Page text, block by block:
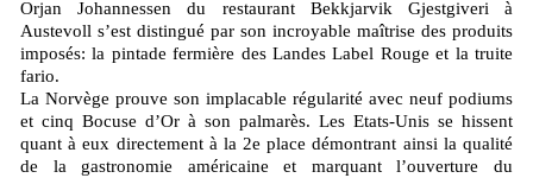
Orjan Johannessen du restaurant Bekkjarvik Gjestgiveri à
Austevoll s’est distingué par son incroyable maîtrise des produits
imposés: la pintade fermière des Landes Label Rouge et la truite
fario.
La Norvège prouve son implacable régularité avec neuf podiums
et cinq Bocuse d’Or à son palmarès. Les Etats-Unis se hissent
quant à eux directement à la 2e place démontrant ainsi la qualité
de la gastronomie américaine et marquant l’ouverture du